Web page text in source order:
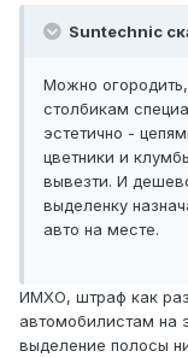
Suntechnic
Можно
столбикам
эстетично -
цветники и
вывезти. И
выделенку
авто на месте.
ИМХО, штраф как
автомобилистам на
выделение полосы